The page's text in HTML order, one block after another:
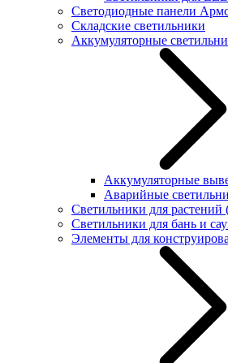
Светодиодные панели
Складские светильники
Аккумуляторные
Аккумуляторные
Аварийные
Светильники для растений
Светильники для бань и
Элементы для